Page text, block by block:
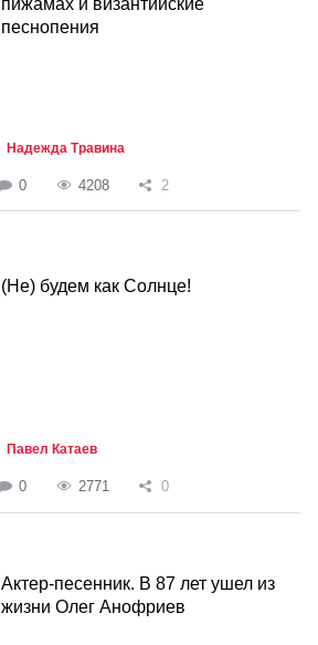
пижамах и византийские
песнопения
Надежда Травина
0 4208 2
(Не) будем как Солнце!
Павел Катаев
0 2771 0
Актер-песенник. В 87 лет ушел из
жизни Олег Анофриев